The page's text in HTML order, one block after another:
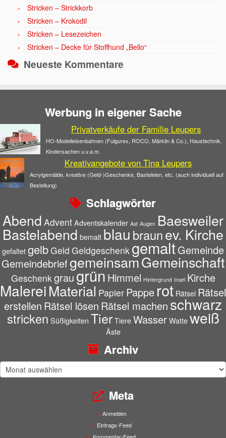
Stricken – Strickkorb
Stricken – Krokodil
Stricken – Lesezeichen
Stricken – Decke für Stoffhund „Bello“
Neueste Kommentare
Werbung in eigener Sache
Privatverkäufe der Familie Leupers
HO-Modelleisenbahnen (Fulgurex, ROCO, Märklin & Co.), Haustechnik,
Kindersachen u.v.a.m.
Kreativangebote von Tina Leupers
Acrylgemälde, kreative (Geld-)Geschenke, Basteleien, etc. (auch individuell auf
Bestellung)
Schlagwörter
Abend AdventAdventskalender Ast Augen Baesweiler
Bastelabend bemalt blau braunev. Kirche
gefaltetgelbGeld Geldgeschenk gemaltGemeinde
GemeindebriefgemeinsamGemeinschaft
Geschenkgraugrün Himmel Hintergrund Insel Kirche
MalereiMaterial Papier Pappe rot Rätsel Rätsel
erstellen Rätsel lösen Rätsel machen schwarz
stricken Süßigkeiten Tier Tiere Wasser Watte weiß
Äste
Archiv
Archiv
Meta
Anmelden
Eintrags-Feed